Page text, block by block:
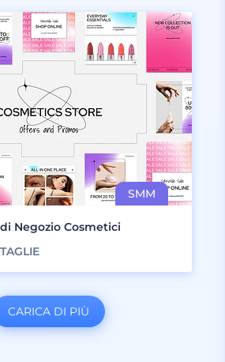
Negozio Cosmetici
TAGLIE
CARICA DI PIÙ